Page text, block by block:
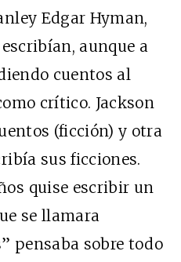
Edgar Hyman,
aunque a
cuentos al
crítico. Jackson
(ficción) y otra
sus ficciones.
quise escribir un
se llamara
pensaba sobre todo